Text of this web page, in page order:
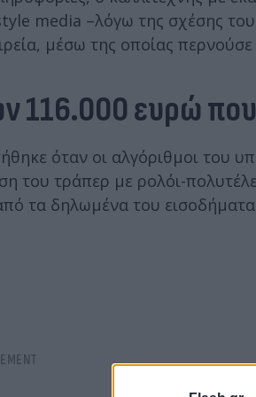
media –λόγω της σχέσης
μέσω της οποίας
116.000 ευρώ
όταν οι αλγόριθμοι του
του τράπερ με ρολόι-
τα δηλωμένα του